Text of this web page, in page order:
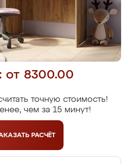
от 8300.00
точную стоимость!
чем за 15 минут!
РАСЧЁТ